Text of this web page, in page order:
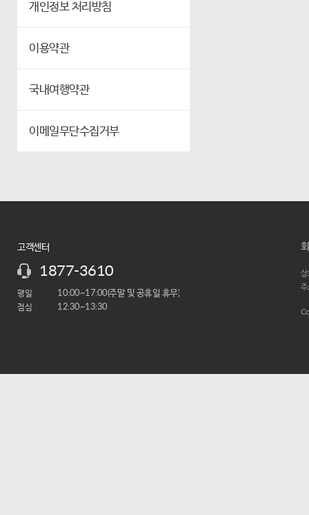
개인정보 처리방침
이용약관
국내여행약관
이메일무단수집거부
고객센터
1877-3610
평일 10:00~17:00(주말 및 공휴일 휴무)
점심 12:30~13:30
상
주